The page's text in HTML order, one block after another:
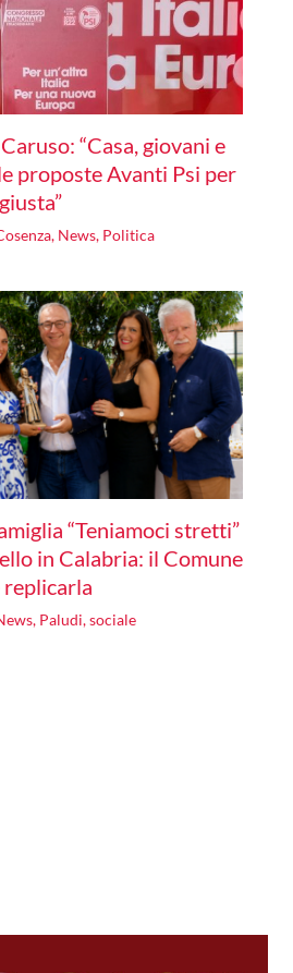
“Casa, giovani e
proposte Avanti Psi per
, News, Politica
“Teniamoci stretti”
in Calabria: il Comune
, Paludi,sociale